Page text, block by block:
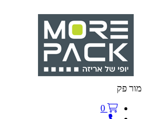
מור פק
0